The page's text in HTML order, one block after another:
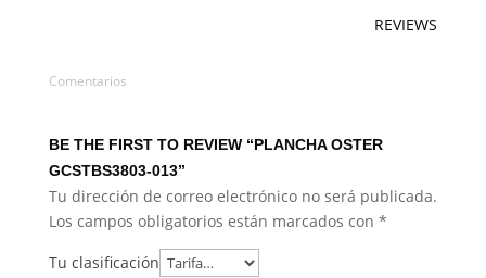
REVIEWS
Comentarios
BE THE FIRST TO REVIEW “PLANCHA OSTER
GCSTBS3803-013”
Tu dirección de correo electrónico no será publicada.
Los campos obligatorios están marcados con *
Tu clasificación